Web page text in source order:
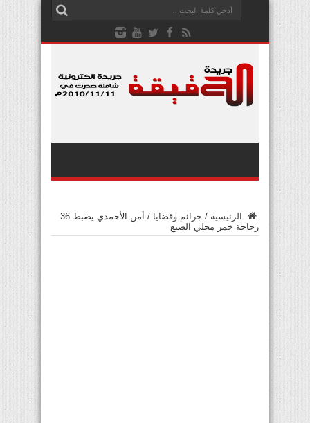
الرئيسية / جرائم وقضايا /
أمن الأحمدي يضبط 36
زجاجة خمر محلي الصنع